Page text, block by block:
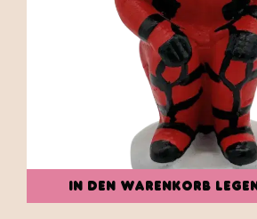
IN DEN WARENKORB LEGEN